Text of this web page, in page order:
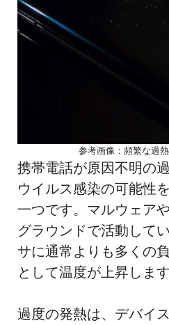
参考画像：頻繁な過
携帯電話が原因不明の
ウイルス感染の可能性
一つです。マルウェア
グラウンドで活動して
サに通常よりも多くの
として温度が上昇しま
過度の発熱は、デバイ